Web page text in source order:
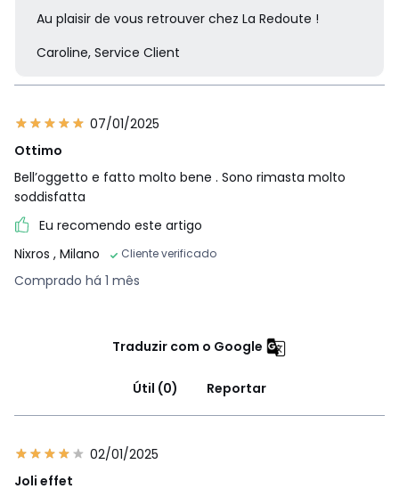
Au plaisir de vous retrouver chez La Redoute !
Caroline, Service Client
07/01/2025
Ottimo
Bell’oggetto e fatto molto bene . Sono rimasta molto
soddisfatta
Eu recomendo este artigo
Nixros , Milano Cliente verificado
Comprado há 1 mês
Traduzir com o Google
Útil (0) Reportar
02/01/2025
Joli effet